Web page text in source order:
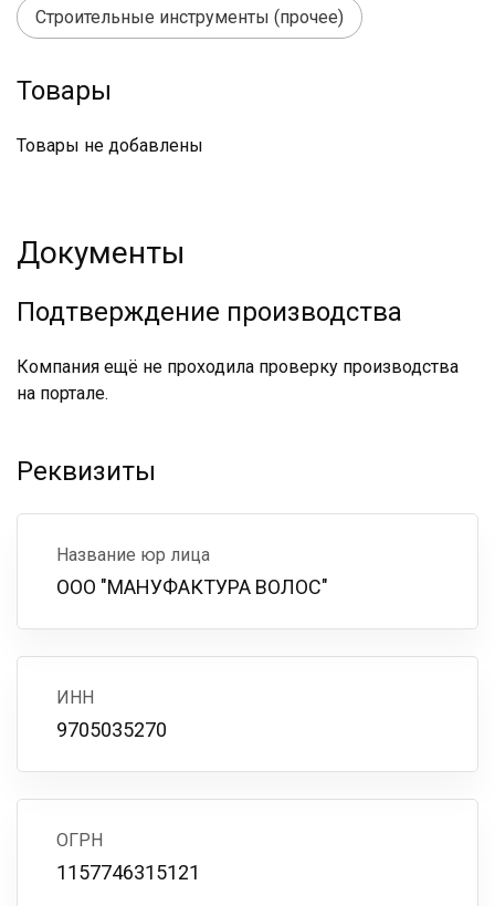
Строительные инструменты (прочее)
Товары
Товары не добавлены
Документы
Подтверждение производства
Компания ещё не проходила проверку производства
на портале.
Реквизиты
Название юр лица
ООО "МАНУФАКТУРА ВОЛОС"
ИНН
9705035270
ОГРН
1157746315121